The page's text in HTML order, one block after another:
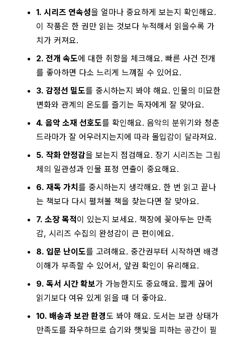
1. 시리즈 연속성을 얼마나 중요하게 보는지 확인해요.
이 작품은 한 권만 읽는 것보다 누적해서 읽을수록 가
치가 커져요.
2. 전개 속도에 대한 취향을 체크해요. 빠른 사건 전개
를 좋아하면 다소 느리게 느껴질 수 있어요.
3. 감정선 밀도를 중시하는지 봐야 해요. 인물의 미묘한
변화와 관계의 온도를 즐기는 독자에게 잘 맞아요.
4. 음악 소재 선호도를 확인해요. 음악의 분위기와 청춘
드라마가 잘 어우러지는지에 따라 몰입감이 달라져요.
5. 작화 안정감을 보는지 점검해요. 장기 시리즈는 그림
체의 일관성과 인물 표정 연출이 중요해요.
6. 재독 가치를 중시하는지 생각해요. 한 번 읽고 끝나
는 책보다 다시 펼쳐볼 책을 찾는다면 잘 맞아요.
7. 소장 목적이 있는지 보세요. 책장에 꽂아두는 만족
감, 시리즈 수집의 완성감이 큰 편이에요.
8. 입문 난이도를 고려해요. 중간권부터 시작하면 배경
이해가 부족할 수 있어서, 앞권 확인이 유리해요.
9. 독서 시간 확보가 가능한지도 중요해요. 짧게 끊어
읽기보다 여유 있게 읽을 때 더 좋아요.
10. 배송과 보관 환경도 봐야 해요. 도서는 보관 상태가
만족도를 좌우하므로 습기와 햇빛을 피하는 공간이 필